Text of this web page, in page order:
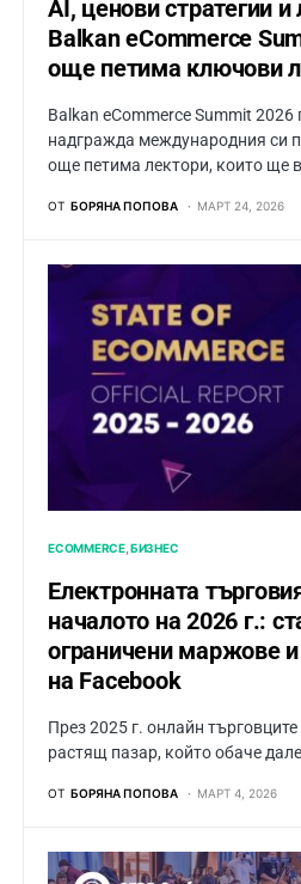
AI, ценови стратегии и
Balkan eCommerce
още петима ключови
Balkan eCommerce Summit
надгражда международния си
още петима лектори, които ще
ОТ БОРЯНА ПОПОВА МАРТ 24, 2026
ECOMMERCE БИЗНЕС
Електронната
началото на 2026 г.:
ограничени маржове
на Facebook
През 2025 г. онлайн
растящ пазар, който обаче
ОТ БОРЯНА ПОПОВА МАРТ 4, 2026